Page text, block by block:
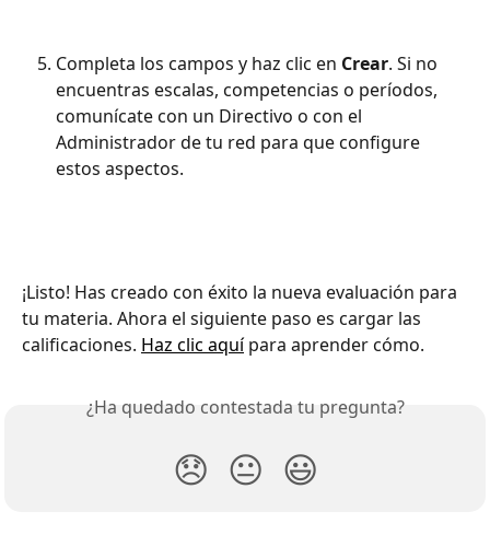
Completa los campos y haz clic en Crear. Si no
encuentras escalas, competencias o períodos,
comunícate con un Directivo o con el
Administrador de tu red para que configure
estos aspectos.
¡Listo! Has creado con éxito la nueva evaluación para
tu materia. Ahora el siguiente paso es cargar las
calificaciones. Haz clic aquí para aprender cómo.
¿Ha quedado contestada tu pregunta?
😞 😐 😃